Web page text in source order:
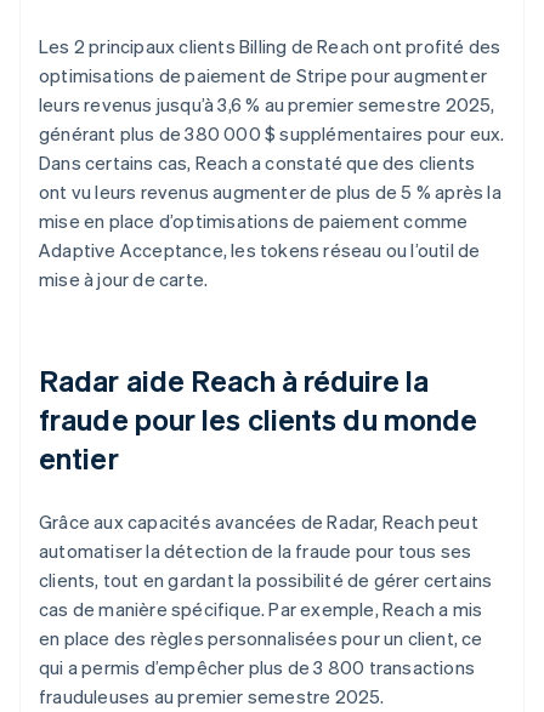
Les 2 principaux clients Billing de Reach ont profité des
optimisations de paiement de Stripe pour augmenter
leurs revenus jusqu’à 3,6 % au premier semestre 2025,
générant plus de 380 000 $ supplémentaires pour eux.
Dans certains cas, Reach a constaté que des clients
ont vu leurs revenus augmenter de plus de 5 % après la
mise en place d’optimisations de paiement comme
Adaptive Acceptance, les tokens réseau ou l’outil de
mise à jour de carte.
Radar aide Reach à réduire la
fraude pour les clients du monde
entier
Grâce aux capacités avancées de Radar, Reach peut
automatiser la détection de la fraude pour tous ses
clients, tout en gardant la possibilité de gérer certains
cas de manière spécifique. Par exemple, Reach a mis
en place des règles personnalisées pour un client, ce
qui a permis d’empêcher plus de 3 800 transactions
frauduleuses au premier semestre 2025.